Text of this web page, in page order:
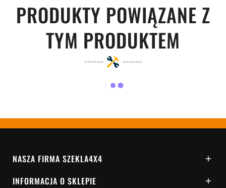
PRODUKTY POWIĄZANE Z
TYM PRODUKTEM
NASZA FIRMA SZEKLA4X4 
INFORMACJA O SKLEPIE 